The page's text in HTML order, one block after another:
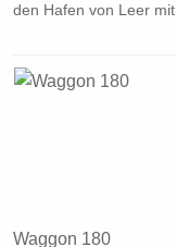
den Hafen von Leer
Waggon 180